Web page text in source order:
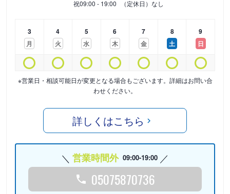
祝09:00 - 19:00 （定休日）なし
3
月
4
火
5
水
6
木
7
金
8
土
9
日
※営業日・相談可能日が変更となる場合もございます。詳細はお問い合
わせください。
詳しくはこちら
営業時間外 09:00-19:00
05075870736